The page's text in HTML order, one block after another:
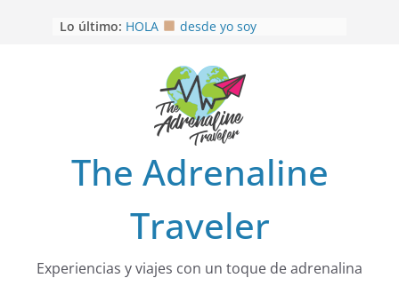
Lo último: HOLA
desde yo soy
EL SENDERO DEL CACAO: Excelente
opción
HOSPEDAJE AL NATURALSHH !!
OTRA PERSPECTIVA de RÍO EL
MULITO!
The Adrenaline
Traveler
Experiencias y viajes con un toque de adrenalina